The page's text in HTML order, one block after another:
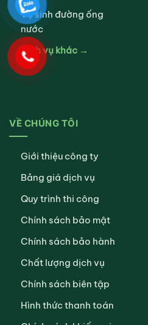
Vệ sinh đường ống
nước
Dịch vụ khác →
VỀ CHÚNG TÔI
Giới thiệu công ty
Bảng giá dịch vụ
Quy trình thi công
Chính sách bảo mật
Chính sách bảo hành
Chất lượng dịch vụ
Chính sách biên tập
Hình thức thanh toán